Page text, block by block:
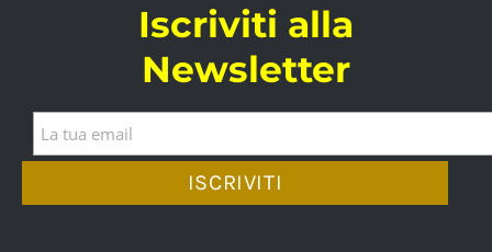
Iscriviti alla
Newsletter